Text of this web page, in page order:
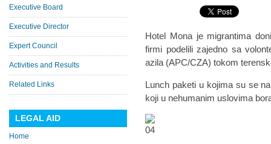
Hotel Mona je migrantima
firmi podelili zajedno sa
azila (APC/CZA) tokom
Lunch paketi u kojima su se
koji u nehumanim uslovima
Executive Board
Executive Director
Expert Council
Activities and Results
Related Links
LEGAL AID
Home